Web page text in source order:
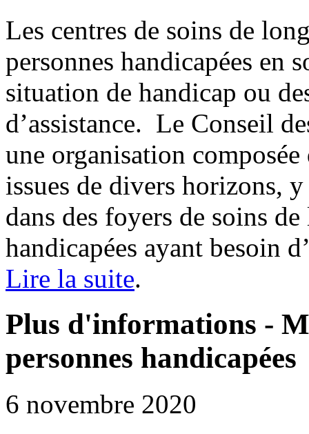
Les centres de soins de
personnes handicapées en
situation de handicap ou
d’assistance. Le Conseil
une organisation
issues de divers horizons,
dans des foyers de soins
handicapées ayant besoin
Lire la suite.
Plus d'informations -
personnes handicapées
6 novembre 2020